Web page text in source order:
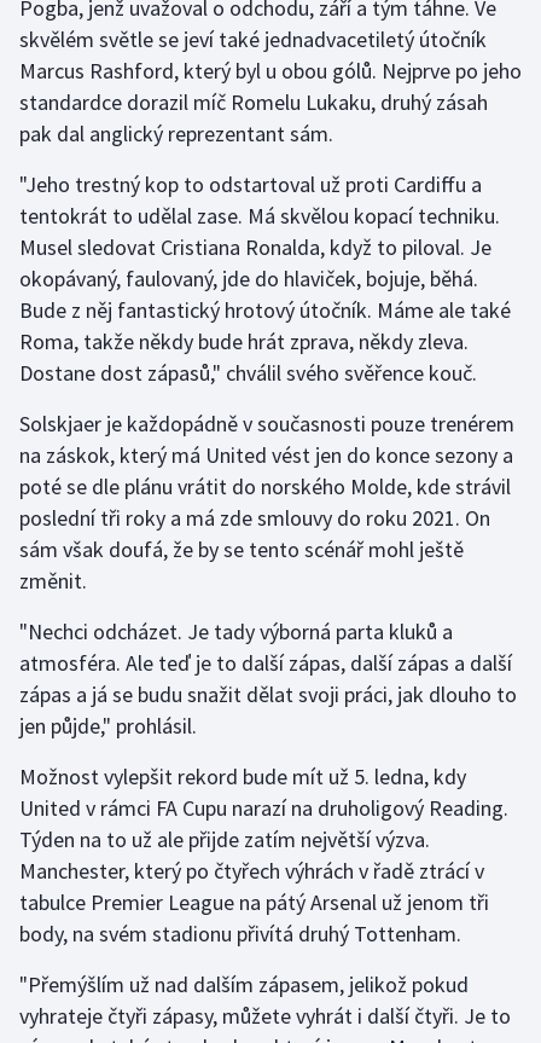
Pogba, jenž uvažoval o odchodu, září a tým táhne. Ve
skvělém světle se jeví také jednadvacetiletý útočník
Marcus Rashford, který byl u obou gólů. Nejprve po jeho
standardce dorazil míč Romelu Lukaku, druhý zásah
pak dal anglický reprezentant sám.
"Jeho trestný kop to odstartoval už proti Cardiffu a
tentokrát to udělal zase. Má skvělou kopací techniku.
Musel sledovat Cristiana Ronalda, když to piloval. Je
okopávaný, faulovaný, jde do hlaviček, bojuje, běhá.
Bude z něj fantastický hrotový útočník. Máme ale také
Roma, takže někdy bude hrát zprava, někdy zleva.
Dostane dost zápasů," chválil svého svěřence kouč.
Solskjaer je každopádně v současnosti pouze trenérem
na záskok, který má United vést jen do konce sezony a
poté se dle plánu vrátit do norského Molde, kde strávil
poslední tři roky a má zde smlouvy do roku 2021. On
sám však doufá, že by se tento scénář mohl ještě
změnit.
"Nechci odcházet. Je tady výborná parta kluků a
atmosféra. Ale teď je to další zápas, další zápas a další
zápas a já se budu snažit dělat svoji práci, jak dlouho to
jen půjde," prohlásil.
Možnost vylepšit rekord bude mít už 5. ledna, kdy
United v rámci FA Cupu narazí na druholigový Reading.
Týden na to už ale přijde zatím největší výzva.
Manchester, který po čtyřech výhrách v řadě ztrácí v
tabulce Premier League na pátý Arsenal už jenom tři
body, na svém stadionu přivítá druhý Tottenham.
"Přemýšlím už nad dalším zápasem, jelikož pokud
vyhrateje čtyři zápasy, můžete vyhrát i další čtyři. Je to